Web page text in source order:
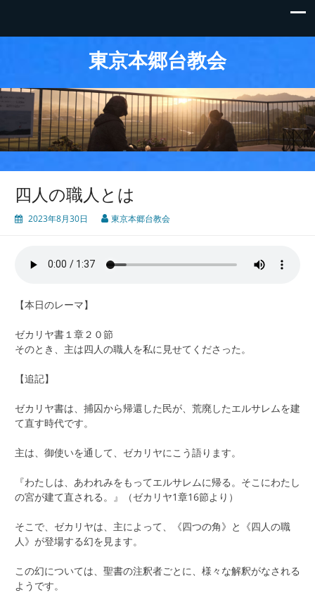
東京本郷台教会
四人の職人とは
2023年8月30日 東京本郷台教会
【本日のレーマ】
ゼカリヤ書１章２０節
そのとき、主は四人の職人を私に見せてくださった。
【追記】
ゼカリヤ書は、捕囚から帰還した民が、荒廃したエルサレムを建
て直す時代です。
主は、御使いを通して、ゼカリヤにこう語ります。
『わたしは、あわれみをもってエルサレムに帰る。そこにわたし
の宮が建て直される。』（ゼカリヤ1章16節より）
そこで、ゼカリヤは、主によって、《四つの角》と《四人の職
人》が登場する幻を見ます。
この幻については、聖書の注釈者ごとに、様々な解釈がなされる
ようです。